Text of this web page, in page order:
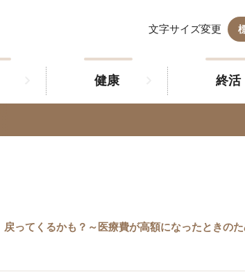
文字サイズ変更
健康 終活
ってくるかも？～医療費が高額になったときの